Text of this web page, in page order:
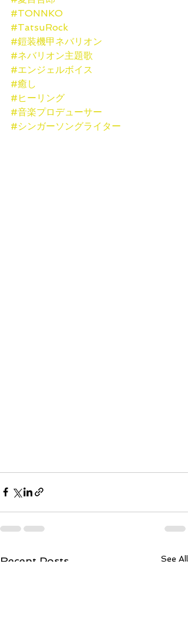
#TONNKO
#TatsuRock
#鎧装機甲ネバリオン
#ネバリオン主題歌
#エンジェルボイス
#癒し
#ヒーリング
#音楽プロデューサー
#シンガーソングライター
Recent Posts See All